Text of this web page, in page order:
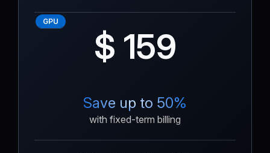
GPU
$ 159
Save up to 50%
with fixed-term billing